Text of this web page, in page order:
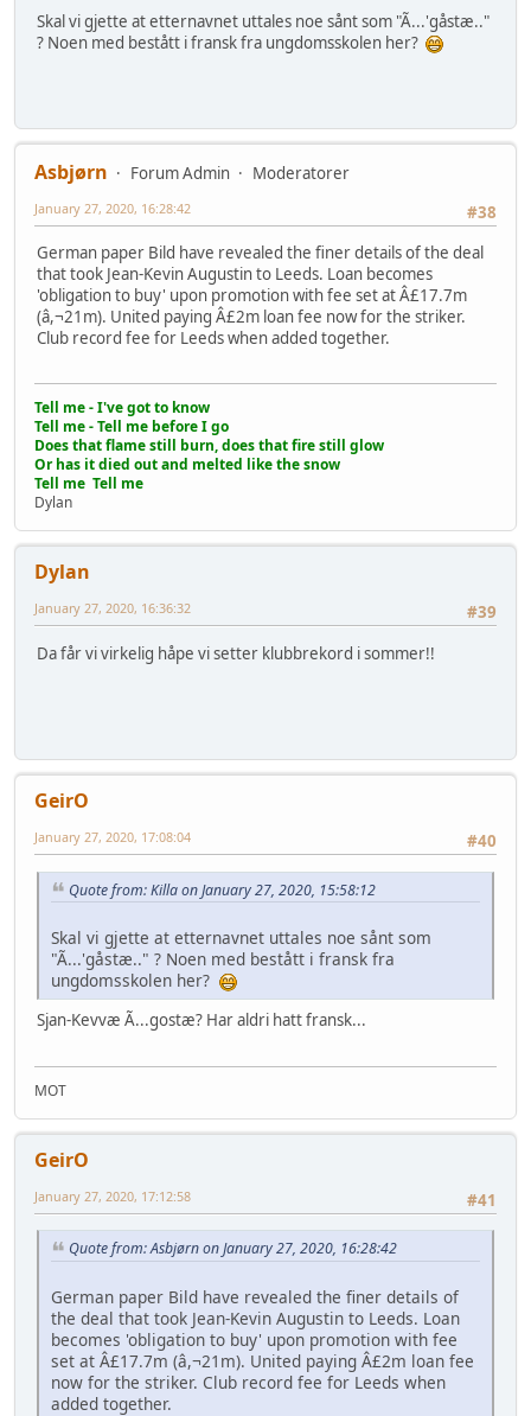
Skal vi gjette at etternavnet uttales noe sånt som "Ã...'gåstæ.."
? Noen med bestått i fransk fra ungdomsskolen her?
Asbjørn Forum Admin
Moderatorer
#38
January 27, 2020, 16:28:42
German paper Bild have revealed the finer details of the deal
that took Jean-Kevin Augustin to Leeds. Loan becomes
'obligation to buy' upon promotion with fee set at Â£17.7m
(â,¬21m). United paying Â£2m loan fee now for the striker.
Club record fee for Leeds when added together.
Tell me - I've got to know
Tell me - Tell me before I go
Does that flame still burn, does that fire still glow
Or has it died out and melted like the snow
Tell me Tell me
Dylan
Dylan
#39
January 27, 2020, 16:36:32
Da får vi virkelig håpe vi setter klubbrekord i sommer!!
GeirO
#40
January 27, 2020, 17:08:04
Quote from: Killa on January 27, 2020, 15:58:12
Skal vi gjette at etternavnet uttales noe sånt som
"Ã...'gåstæ.." ? Noen med bestått i fransk fra
ungdomsskolen her?
Sjan-Kevvæ Ã...gostæ? Har aldri hatt fransk...
MOT
GeirO
#41
January 27, 2020, 17:12:58
Quote from: Asbjørn on January 27, 2020, 16:28:42
German paper Bild have revealed the finer details of
the deal that took Jean-Kevin Augustin to Leeds. Loan
becomes 'obligation to buy' upon promotion with fee
set at Â£17.7m (â,¬21m). United paying Â£2m loan fee
now for the striker. Club record fee for Leeds when
added together.